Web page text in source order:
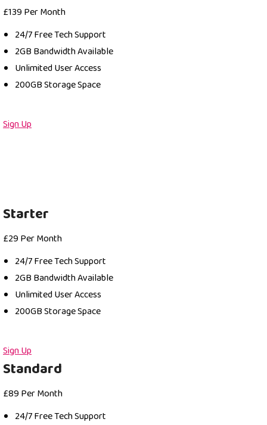
£139 Per Month
24/7 Free Tech Support
2GB Bandwidth Available
Unlimited User Access
200GB Storage Space
Sign Up
Starter
£29 Per Month
24/7 Free Tech Support
2GB Bandwidth Available
Unlimited User Access
200GB Storage Space
Sign Up
Standard
£89 Per Month
24/7 Free Tech Support